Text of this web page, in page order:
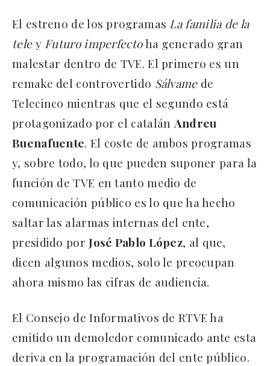
El estreno de los programas La familia de la
teley Futuro imperfectoha generado gran
malestar dentro de TVE. El primero es un
remake del controvertido Sálvamede
Telecinco mientras que el segundo está
protagonizado por el catalán Andreu
Buenafuente. El coste de ambos programas
y, sobre todo, lo que pueden suponer para la
función de TVE en tanto medio de
comunicación público es lo que ha hecho
saltar las alarmas internas del ente,
presidido porJosé Pablo López, al que,
dicen algunos medios, solo le preocupan
ahora mismo las cifras de audiencia.
El Consejo de Informativos de RTVE ha
emitido un demoledor comunicado ante esta
deriva en la programación del ente público.